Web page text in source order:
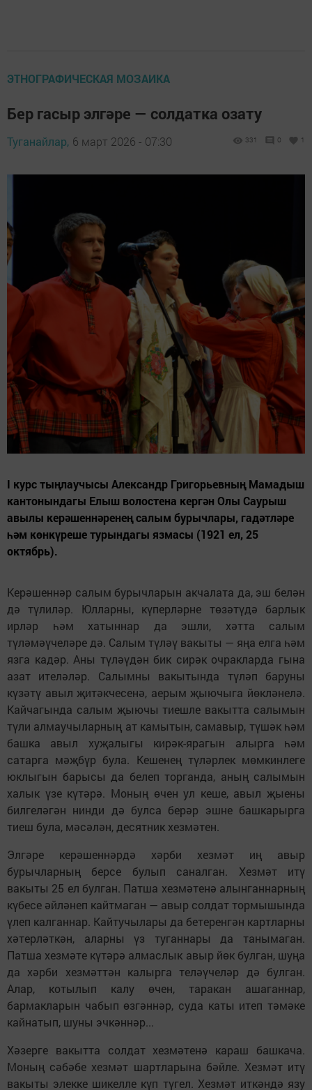
ЭТНОГРАФИЧЕСКАЯ МОЗАИКА
Бер гасыр элгәре — солдатка озату
Туганайлар, 6 март 2026 - 07:30 331 0 1
I курс тыңлаучысы Александр Григорьевның Мамадыш
кантонындагы Елыш волостена кергән Олы Саурыш
авылы керәшеннәренең салым бурычлары, гадәтләре
һәм көнкүреше турындагы язмасы (1921 ел, 25
октябрь).
Керәшеннәр салым бурычларын акчалата да, эш белән
дә түлиләр. Юлларны, күперләрне төзәтүдә барлык
ирләр һәм хатыннар да эшли, хәтта салым
түләмәүчеләре дә. Салым түләү вакыты — яңа елга һәм
язга кадәр. Аны түләүдән бик сирәк очракларда гына
азат ителәләр. Салымны вакытында түләп баруны
күзәтү авыл җитәкчесенә, аерым җыючыга йөкләнелә.
Кайчагында салым җыючы тиешле вакытта салымын
түли алмаучыларның ат камытын, самавыр, түшәк һәм
башка авыл хуҗалыгы кирәк-ярагын алырга һәм
сатарга мәҗбүр була. Кешенең түләрлек мөмкинлеге
юклыгын барысы да белеп торганда, аның салымын
халык үзе күтәрә. Моның өчен ул кеше, авыл җыены
билгеләгән нинди дә булса берәр эшне башкарырга
тиеш була, мәсәлән, десятник хезмәтен.
Элгәре керәшеннәрдә хәрби хезмәт иң авыр
бурычларның берсе булып саналган. Хезмәт итү
вакыты 25 ел булган. Патша хезмәтенә алынганнарның
күбесе әйләнеп кайтмаган — авыр солдат тормышында
үлеп калганнар. Кайтучылары да бетеренгән картларны
хәтерләткән, аларны үз туганнары да танымаган.
Патша хезмәте күтәрә алмаслык авыр йөк булган, шуңа
да хәрби хезмәттән калырга теләүчеләр дә булган.
Алар, котылып калу өчен, таракан ашаганнар,
бармакларын чабып өзгәннәр, суда каты итеп тәмәке
кайнатып, шуны эчкәннәр...
Хәзерге вакытта солдат хезмәтенә караш башкача.
Моның сәбәбе хезмәт шартларына бәйле. Хезмәт итү
вакыты элекке шикелле күп түгел. Хезмәт иткәндә язу